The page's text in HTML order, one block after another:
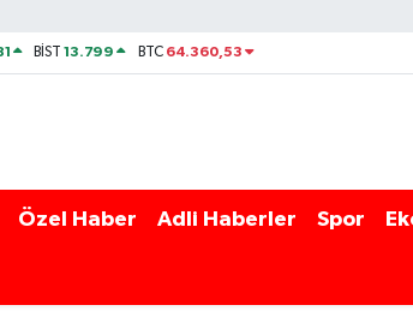
BİST13.799 BTC 64.360,53
Özel Haber Adli Haberler Spor